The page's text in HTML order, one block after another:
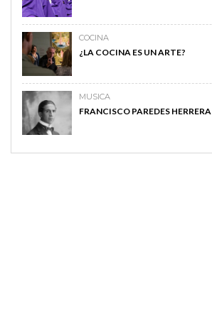
COCINA
¿LA COCINA ES UN ARTE?
MUSICA
FRANCISCO PAREDES HERRERA